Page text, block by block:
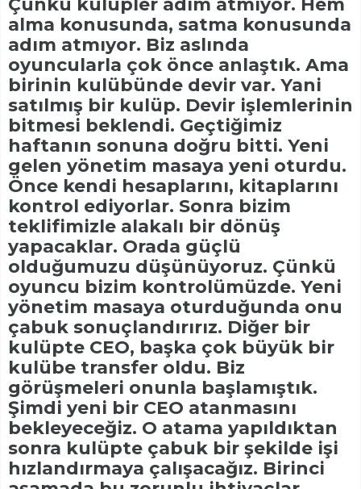
alma konusunda, satma konusunda
adım atmıyor. Biz aslında
oyuncularla çok önce anlaştık. Ama
birinin kulübünde devir var. Yani
satılmış bir kulüp. Devir işlemlerinin
bitmesi beklendi. Geçtiğimiz
haftanın sonuna doğru bitti. Yeni
gelen yönetim masaya yeni oturdu.
Önce kendi hesaplarını, kitaplarını
kontrol ediyorlar. Sonra bizim
teklifimizle alakalı bir dönüş
yapacaklar. Orada güçlü
olduğumuzu düşünüyoruz. Çünkü
oyuncu bizim kontrolümüzde. Yeni
yönetim masaya oturduğunda onu
çabuk sonuçlandırırız. Diğer bir
kulüpte CEO, başka çok büyük bir
kulübe transfer oldu. Biz
görüşmeleri onunla başlamıştık.
Şimdi yeni bir CEO atanmasını
bekleyeceğiz. O atama yapıldıktan
sonra kulüpte çabuk bir şekilde işi
hızlandırmaya çalışacağız. Birinci